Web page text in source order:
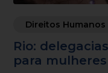
Direitos Humanos
Rio:
para